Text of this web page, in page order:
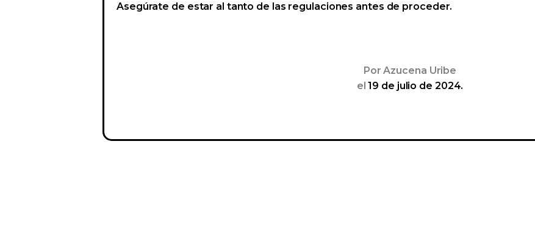
Asegúrate de estar al tanto de las regulaciones antes de proceder.
Por Azucena Uribe
el 19 de julio de 2024.